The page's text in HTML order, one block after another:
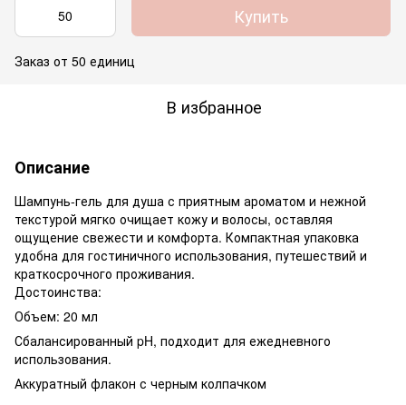
Купить
Заказ от 50 единиц
В избранное
Описание
Шампунь-гель для душа с приятным ароматом и нежной
текстурой мягко очищает кожу и волосы, оставляя
ощущение свежести и комфорта. Компактная упаковка
удобна для гостиничного использования, путешествий и
краткосрочного проживания.
Достоинства:
Объем: 20 мл
Сбалансированный pH, подходит для ежедневного
использования.
Аккуратный флакон с черным колпачком